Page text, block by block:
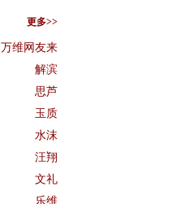
更多>>
万维网友来
解滨
思芦
玉质
水沫
汪翔
文礼
乐维